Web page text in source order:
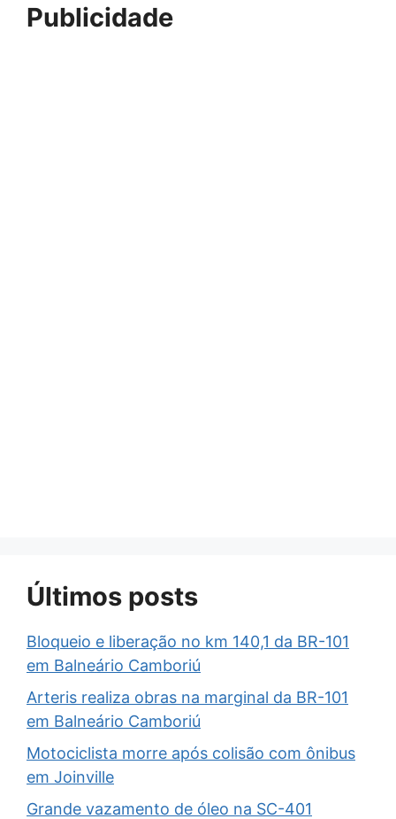
Publicidade
Últimos posts
Bloqueio e liberação no km 140,1 da BR-101
em Balneário Camboriú
Arteris realiza obras na marginal da BR-101
em Balneário Camboriú
Motociclista morre após colisão com ônibus
em Joinville
Grande vazamento de óleo na SC-401